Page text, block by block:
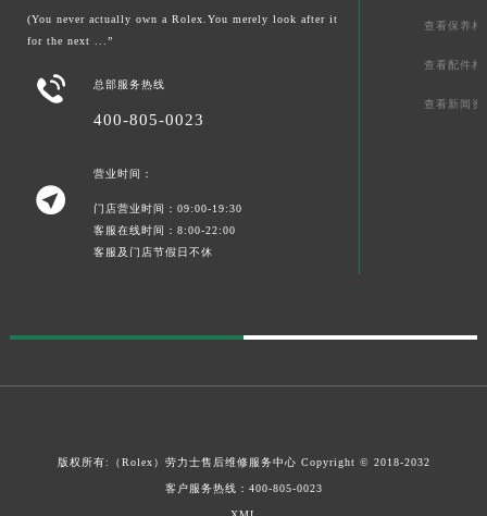
(You never actually own a Rolex.You merely look after it
for the next ...”
 总部服务热线
400-805-0023

营业时间：
门店营业时间：09:00-19:30
客服在线时间：8:00-22:00
客服及门店节假日不休
查看保养相
查看配件相
查看新闻资
版权所有:（Rolex） 劳力士售后维修服务中心 Copyright © 2018-2032
客户服务热线： 400-805-0023